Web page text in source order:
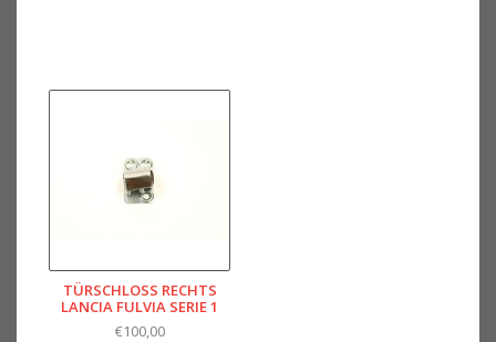
TÜRSCHLOSS RECHTS
LANCIA FULVIA SERIE 1
€100,00